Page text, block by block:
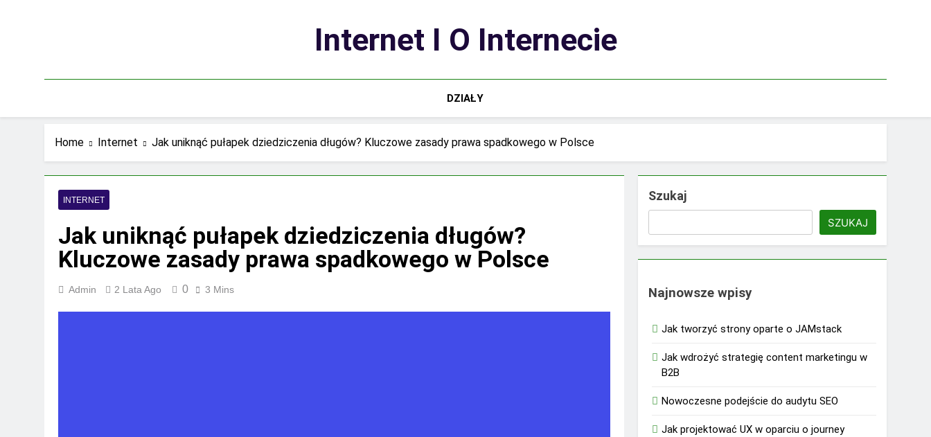
Internet I O Internecie
DZIAŁY
Home Internet Jak uniknąć pułapek dziedziczenia długów? Kluczowe zasady prawa spadkowego w Polsce
INTERNET
Jak uniknąć pułapek dziedziczenia długów?
Kluczowe zasady prawa spadkowego w Polsce
Admin 2 Lata Ago 0 3 Mins
Szukaj
SZUKAJ
Najnowsze wpisy
Jak tworzyć strony oparte o JAMstack
Jak wdrożyć strategię content marketingu w
B2B
Nowoczesne podejście do audytu SEO
Jak projektować UX w oparciu o journey